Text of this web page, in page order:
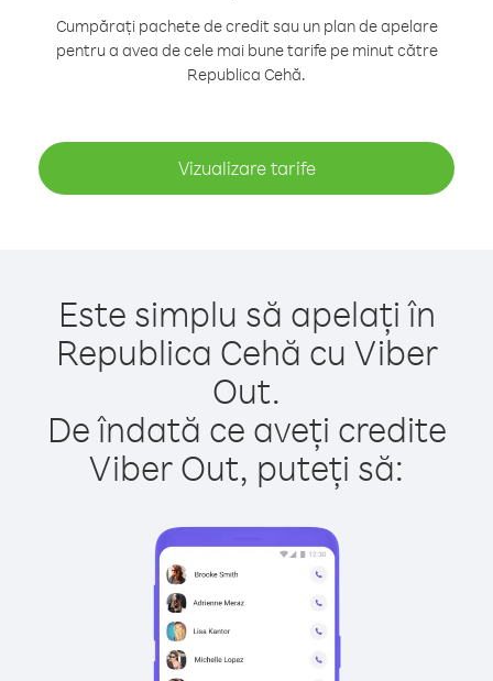
Cumpărați pachete de credit sau un plan de apelare
pentru a avea de cele mai bune tarife pe minut către
Republica Cehă.
Vizualizare tarife
Este simplu să apelați în
Republica Cehă cu Viber
Out.
De îndată ce aveți credite
Viber Out, puteți să: